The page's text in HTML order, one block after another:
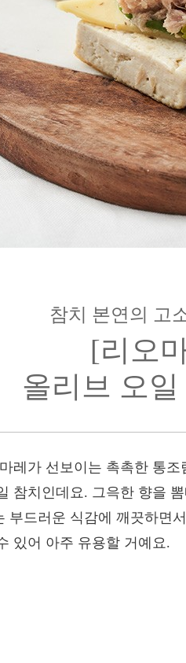
참치 본연의 고
[리오
올리브 오일
레가 선보이는 촉촉한 통
참치인데요. 그윽한 향을
부드러운 식감에 깨끗하면
있어 아주 유용할 거예요.